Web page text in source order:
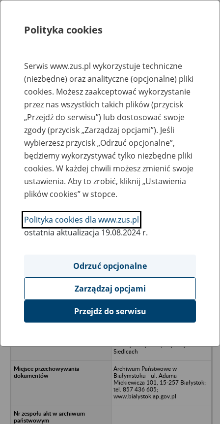
Rejestry, ewidencje i archiwa
Baza zlikwidowanych lub
przekształconych zakładów pracy
Nazwa zakładu pracy:
SZUKAJ
Ukryj wszystkie pozycje bazy
Wojewódzki Związek Gminnych
Siedlcach
Archiwum Państwowe w
Białymstoku - ul. Adama
Mickiewicza 101, 15-257 Białystok;
tel. 857 436 605;
www.bialystok.ap.gov.pl
Polityka cookies
Serwis www.zus.pl wykorzystuje techniczne
(niezbędne) oraz analityczne (opcjonalne) pliki
cookies. Możesz zaakceptować wykorzystanie
przez nas wszystkich takich plików (przycisk
„Przejdź do serwisu”) lub dostosować swoje
zgody (przycisk „Zarządzaj opcjami”). Jeśli
wybierzesz przycisk „Odrzuć opcjonalne”,
będziemy wykorzystywać tylko niezbędne pliki
cookies. W każdej chwili możesz zmienić swoje
ustawienia. Aby to zrobić, kliknij „Ustawienia
plików cookies” w stopce.
Polityka cookies dla www.zus.pl
ostatnia aktualizacja 19.08.2024 r.
Odrzuć opcjonalne
Zarządzaj opcjami
Przejdź do serwisu